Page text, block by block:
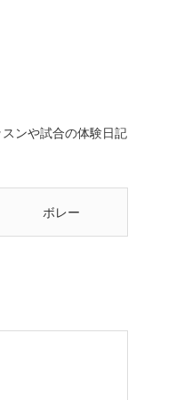
ンや試合の体験日記
ボレー